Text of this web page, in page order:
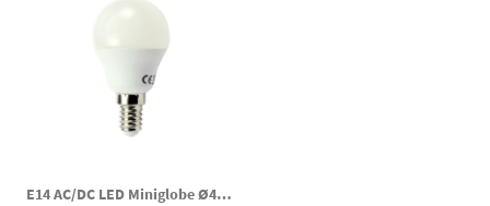
E14 AC/DC LED Miniglobe Ø45mm 3,7W 400lm 6000K 60-269V DC 85-265V AC 24h Notbeleuchtung